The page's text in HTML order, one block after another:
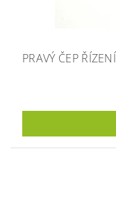
PRAVÝ ČEP ŘÍZENÍ